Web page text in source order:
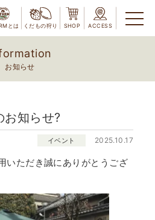
とは くだもの狩り SHOP ACCESS
お知らせ
お知らせ?
イベント 2025.10.17
いただき誠にありがとうござ